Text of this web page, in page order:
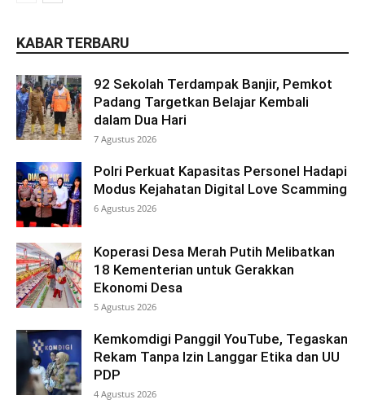
KABAR TERBARU
92 Sekolah Terdampak Banjir, Pemkot
Padang Targetkan Belajar Kembali
dalam Dua Hari
7 Agustus 2026
Polri Perkuat Kapasitas Personel Hadapi
Modus Kejahatan Digital Love Scamming
6 Agustus 2026
Koperasi Desa Merah Putih Melibatkan
18 Kementerian untuk Gerakkan
Ekonomi Desa
5 Agustus 2026
Kemkomdigi Panggil YouTube, Tegaskan
Rekam Tanpa Izin Langgar Etika dan UU
PDP
4 Agustus 2026